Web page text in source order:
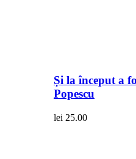
Și la început a
Popescu
lei 25.00